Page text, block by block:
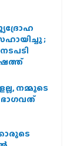
;
നമ്മുടെ